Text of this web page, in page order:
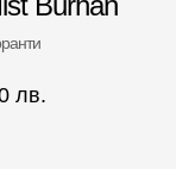
лв.